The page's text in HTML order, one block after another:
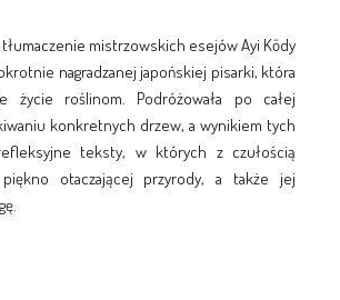
mistrzowskich esejów Ayi Kōdy
nagradzanej japońskiej pisarki, która
życie roślinom. Podróżowała po całej
konkretnych drzew, a wynikiem tych
teksty, w których z czułością
otaczającej przyrody, a także jej